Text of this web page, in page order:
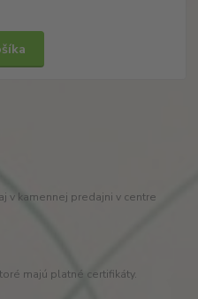
v kamennej predajni v centre
majú platné certifikáty.